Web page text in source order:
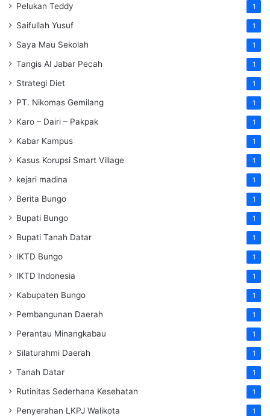
Pelukan Teddy 1
Saifullah Yusuf 1
Saya Mau Sekolah 1
Tangis Al Jabar Pecah 1
Strategi Diet 1
PT. Nikomas Gemilang 1
Karo – Dairi – Pakpak 1
Kabar Kampus 1
Kasus Korupsi Smart Village 1
kejari madina 1
Berita Bungo 1
Bupati Bungo 1
Bupati Tanah Datar 1
IKTD Bungo 1
IKTD Indonesia 1
Kabupaten Bungo 1
Pembangunan Daerah 1
Perantau Minangkabau 1
Silaturahmi Daerah 1
Tanah Datar 1
Rutinitas Sederhana Kesehatan 1
Penyerahan LKPJ Walikota 1